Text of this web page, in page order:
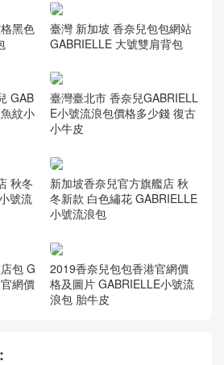
黑色
臺灣 新加坡 香奈兒包包網站
GABRIELLE 大號雙肩背包
GAB
紋小
臺灣臺北市 香奈兒GABRIELL
E小號流浪包價格多少錢 復古
小牛皮
秋冬
號流
新加坡香奈兒官方旗艦店 秋
冬新款 白色繡花 GABRIELLE
小號流浪包
包 G
網價
2019香奈兒包包香港官網價
格及圖片 GABRIELLE小號流
浪包 胎牛皮